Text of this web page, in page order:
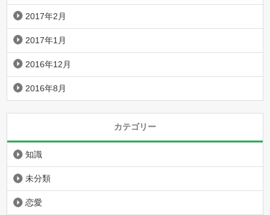
2017年2月
2017年1月
2016年12月
2016年8月
カテゴリー
知識
未分類
恋愛